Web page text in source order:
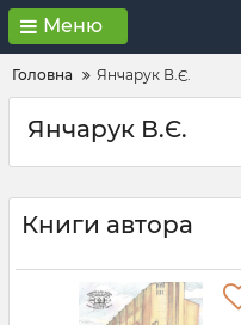
Меню
Головна Янчарук В.Є.
Янчарук В.Є.
Книги автора